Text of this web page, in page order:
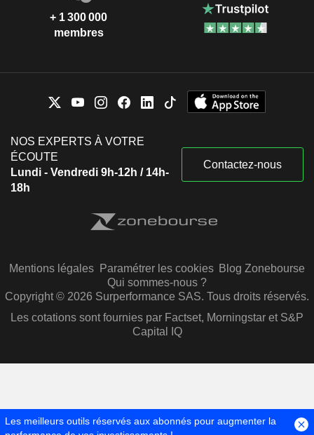
+ 1 300 000
membres
NOS EXPERTS À VOTRE
ÉCOUTE
Lundi - Vendredi 9h-12h / 14h-
18h
Contactez-nous
Mentions légales Paramétrer les cookies Blog Zonebourse
Qui sommes-nous ?
Copyright © 2026 Surperformance SAS. Tous droits réservés.
Les cotations sont fournies par Factset, Morningstar et S&P
Capital IQ
Les meilleurs outils réservés aux abonnés pour augmenter la